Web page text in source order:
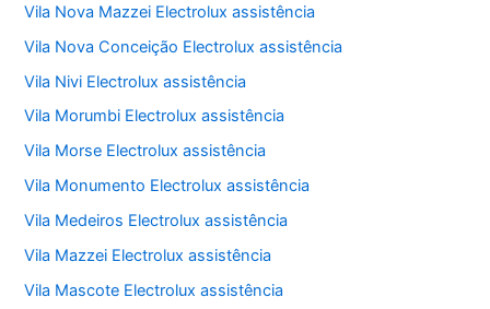
Vila Nova Mazzei Electrolux assistência
Vila Nova Conceição Electrolux assistência
Vila Nivi Electrolux assistência
Vila Morumbi Electrolux assistência
Vila Morse Electrolux assistência
Vila Monumento Electrolux assistência
Vila Medeiros Electrolux assistência
Vila Mazzei Electrolux assistência
Vila Mascote Electrolux assistência